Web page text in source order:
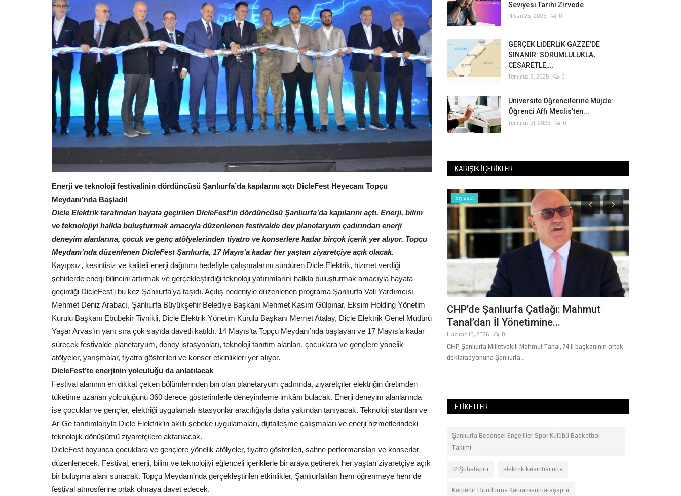
Enerji ve teknoloji festivalinin dördüncüsü Şanlıurfa’da kapılarını açtı DicleFest Heyecanı Topçu
Meydanı’nda Başladı!
Dicle Elektrik tarafından hayata geçirilen DicleFest’in dördüncüsü Şanlıurfa’da kapılarını açtı. Enerji, bilim
ve teknolojiyi halkla buluşturmak amacıyla düzenlenen festivalde dev planetaryum çadırından enerji
deneyim alanlarına, çocuk ve genç atölyelerinden tiyatro ve konserlere kadar birçok içerik yer alıyor. Topçu
Meydanı’nda düzenlenen DicleFest Şanlıurfa, 17 Mayıs’a kadar her yaştan ziyaretçiye açık olacak.
Kayıpsız, kesintisiz ve kaliteli enerji dağıtımı hedefiyle çalışmalarını sürdüren Dicle Elektrik, hizmet verdiği
şehirlerde enerji bilincini artırmak ve gerçekleştirdiği teknoloji yatırımlarını halkla buluşturmak amacıyla hayata
geçirdiği DicleFest’i bu kez Şanlıurfa’ya taşıdı. Açılış nedeniyle düzenlenen programa Şanlıurfa Vali Yardımcısı
Mehmet Deniz Arabacı, Şanlıurfa Büyükşehir Belediye Başkanı Mehmet Kasım Gülpınar, Eksim Holding Yönetim
Kurulu Başkanı Ebubekir Tivnikli, Dicle Elektrik Yönetim Kurulu Başkanı Memet Atalay, Dicle Elektrik Genel Müdürü
Yaşar Arvas’ın yanı sıra çok sayıda davetli katıldı. 14 Mayıs’ta Topçu Meydanı’nda başlayan ve 17 Mayıs’a kadar
sürecek festivalde planetaryum, deney istasyonları, teknoloji tanıtım alanları, çocuklara ve gençlere yönelik
atölyeler, yarışmalar, tiyatro gösterileri ve konser etkinlikleri yer alıyor.
DicleFest’te enerjinin yolculuğu da anlatılacak
Festival alanının en dikkat çeken bölümlerinden biri olan planetaryum çadırında, ziyaretçiler elektriğin üretimden
tüketime uzanan yolculuğunu 360 derece gösterimlerle deneyimleme imkânı bulacak. Enerji deneyim alanlarında
ise çocuklar ve gençler, elektriği uygulamalı istasyonlar aracılığıyla daha yakından tanıyacak. Teknoloji stantları ve
Ar-Ge tanıtımlarıyla Dicle Elektrik’in akıllı şebeke uygulamaları, dijitalleşme çalışmaları ve enerji hizmetlerindeki
teknolojik dönüşümü ziyaretçilere aktarılacak.
DicleFest boyunca çocuklara ve gençlere yönelik atölyeler, tiyatro gösterileri, sahne performansları ve konserler
düzenlenecek. Festival, enerji, bilim ve teknolojiyi eğlenceli içeriklerle bir araya getirerek her yaştan ziyaretçiye açık
bir buluşma alanı sunacak. Topçu Meydanı’nda gerçekleştirilen etkinlikler, Şanlıurfalıları hem öğrenmeye hem de
festival atmosferine ortak olmaya davet edecek.
Seviyesi Tarihi Zirvede
Nisan 25, 2026 0
GERÇEK LİDERLİK GAZZE’DE
SINANIR: SORUMLULUKLA,
CESARETLE,...
Temmuz 3, 2025 0
Üniversite Öğrencilerine Müjde:
Öğrenci Affı Meclis'ten...
Temmuz 31, 2026 0
KARIŞIK İÇERIKLER
Kültür Sanat
ŞANLIURFA'DA 15 TEMMUZ
DEMOKRASİ VE MİLLÎ BİRLİK GÜNÜ
ETKİNLİKLERİ...
Temmuz 16, 2026 0
15 Temmuz Demokrasi ve Millî Birlik Günü dolayısıyla
Şanlıurfa'da gün boyunca düzenlenen...
Türk Gençliği Büyük Kurultayı" binlerce
genci Ankara'da...
Mayıs 14, 2026 0
Ülkü Ocakları Eğitim ve Kültür Vakfı Genel Başkanı Ahmet Yiğit
Yıldırım, 19 Mayıs'ta...
Siyaset
CHP’de Şanlıurfa Çatlağı: Mahmut
Tanal’dan İl Yönetimine...
Haziran 10, 2026 0
CHP Şanlıurfa Milletvekili Mahmut Tanal, 74 il başkanının ortak
deklarasyonuna Şanlıurfa...
ETIKETLER
Şanlıurfa Bedensel Engelliler Spor Kulübü Basketbol
Takımı
12 Şubatspor elektrik kesintisi urfa
Karpedo Dondurma Kahramanmaraşspor